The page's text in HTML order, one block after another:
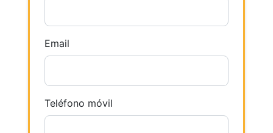
Email
Teléfono móvil